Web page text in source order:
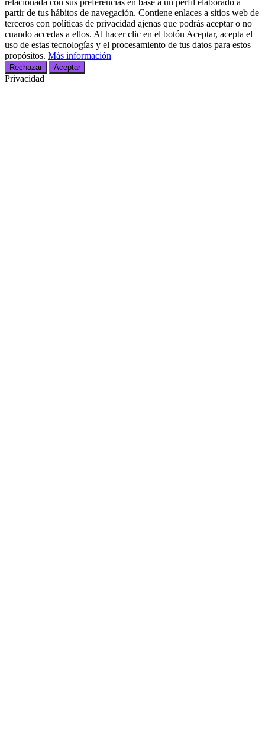
relacionada con sus preferencias en base a un perfil elaborado a
partir de tus hábitos de navegación. Contiene enlaces a sitios web de
terceros con políticas de privacidad ajenas que podrás aceptar o no
cuando accedas a ellos. Al hacer clic en el botón Aceptar, acepta el
uso de estas tecnologías y el procesamiento de tus datos para estos
propósitos. Más información
Rechazar Aceptar
Privacidad